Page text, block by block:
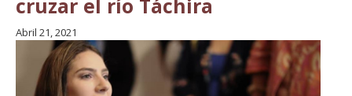
cruzar el río Táchira
Abril 21, 2021